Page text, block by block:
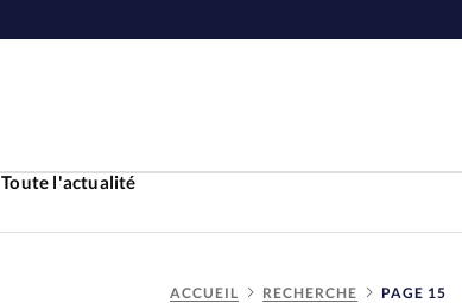
Toute l'actualité
ACCUEIL RECHERCHE PAGE 15